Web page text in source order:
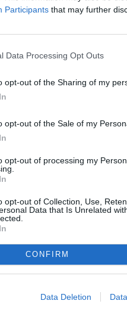
Participants that may further
Data Processing Opt Outs
opt-out of the Sharing of my
opt-out of the Sale of my
opt-out of processing my
opt-out of Collection, Use,
Data that Is Unrelated
CONFIRM
Data Deletion
Άρθρα
Αλέξανδρος
στην γκαλερί